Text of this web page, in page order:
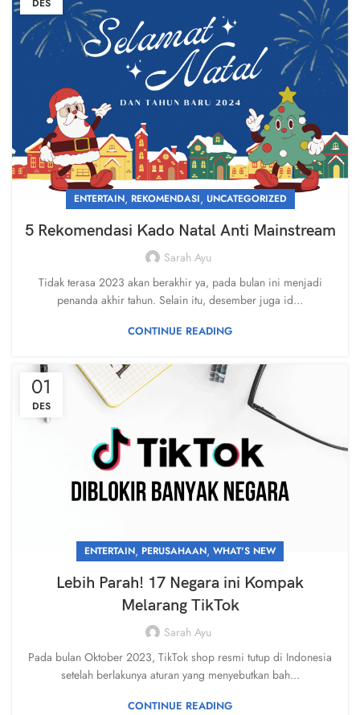
DES
ENTERTAIN, REKOMENDASI, UNCATEGORIZED
5 Rekomendasi Kado Natal Anti Mainstream
Sarah Ayu
Tidak terasa 2023 akan berakhir ya, pada bulan ini menjadi
penanda akhir tahun. Selain itu, desember juga id...
CONTINUE READING
01
DES
ENTERTAIN, PERUSAHAAN, WHAT'S NEW
Lebih Parah! 17 Negara ini Kompak
Melarang TikTok
Sarah Ayu
Pada bulan Oktober 2023, TikTok shop resmi tutup di Indonesia
setelah berlakunya aturan yang menyebutkan bah...
CONTINUE READING